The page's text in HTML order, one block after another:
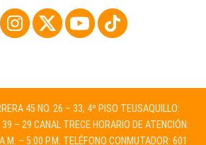
45 NO. 26 – 33, 4º PISO TEUSAQUILLO:
– 29 CANAL TRECE HORARIO DE ATENCIÓN:
– 5:00 P.M. TELÉFONO CONMUTADOR: 601